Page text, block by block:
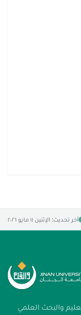
آخر تحديث: الإثنين ١١ مايو ٢٠٢٦
والبحث العلمي